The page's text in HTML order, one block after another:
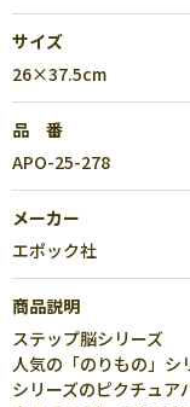
サイズ
26×37.5cm
品 番
APO-25-278
メーカー
エポック社
商品説明
ステップ脳シリーズ
人気の「のりもの」シ
シリーズのピクチュア